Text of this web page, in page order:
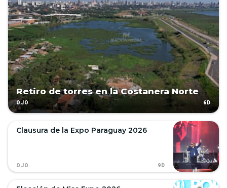
Retiro de torres en la Costanera Norte
OJO 6D
Clausura de la Expo Paraguay 2026
OJO 9D